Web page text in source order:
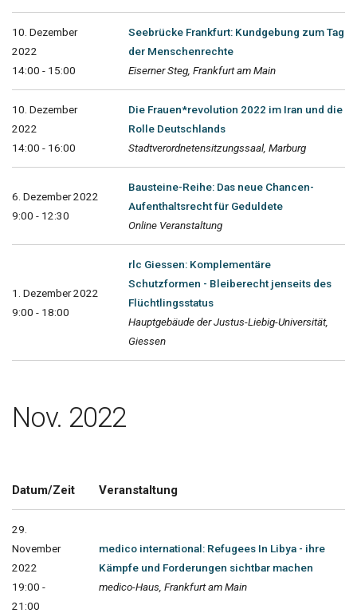
10. Dezember
2022
14:00 - 15:00
Seebrücke Frankfurt: Kundgebung zum Tag
der Menschenrechte
Eiserner Steg, Frankfurt am Main
10. Dezember
2022
14:00 - 16:00
Die Frauen*revolution 2022 im Iran und die
Rolle Deutschlands
Stadtverordnetensitzungssaal, Marburg
6. Dezember 2022
9:00 - 12:30
Bausteine-Reihe: Das neue Chancen-
Aufenthaltsrecht für Geduldete
Online Veranstaltung
1. Dezember 2022
9:00 - 18:00
rlc Giessen: Komplementäre
Schutzformen - Bleiberecht jenseits des
Flüchtlingsstatus
Hauptgebäude der Justus-Liebig-Universität,
Giessen
Nov. 2022
Datum/Zeit Veranstaltung
29.
November
2022
19:00 -
21:00
medico international: Refugees In Libya - ihre
Kämpfe und Forderungen sichtbar machen
medico-Haus, Frankfurt am Main